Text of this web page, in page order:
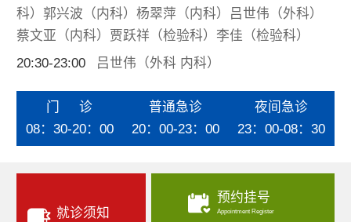
科）郭兴波（内科）杨翠萍（内科）吕世伟（外科）
蔡文亚（内科）贾跃祥（检验科）李佳（检验科）
20:30-23:00
吕世伟（外科 内科）
门 诊
08：30-20：00
普通急诊
20：00-23：00
夜间急诊
23：00-08：30
就诊须知
预约挂号
Appointment Register